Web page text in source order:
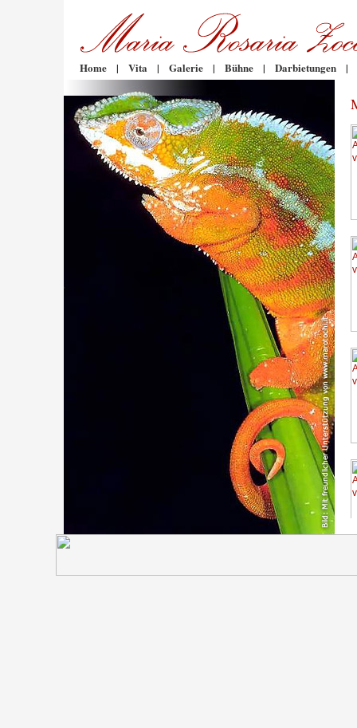
Home | Vita | Galerie | Bühne | Darbietungen |